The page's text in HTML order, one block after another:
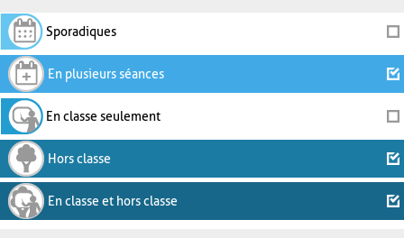
Sporadiques
En plusieurs séances
En classe seulement
Hors classe
En classe et hors classe